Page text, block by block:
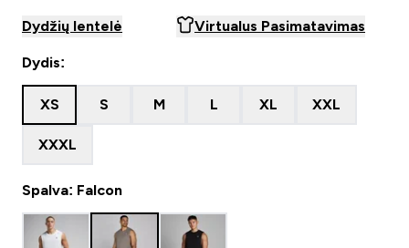
Dydžių lentelė Virtualus Pasimatavimas
Dydis:
XS S M L XL XXL
XXXL
Spalva: Falcon